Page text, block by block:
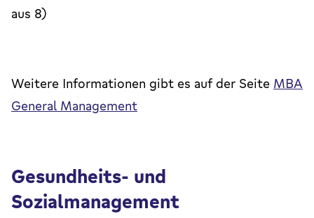
aus 8)
Weitere Informationen gibt es auf der Seite MBA
General Management
Gesundheits- und
Sozialmanagement